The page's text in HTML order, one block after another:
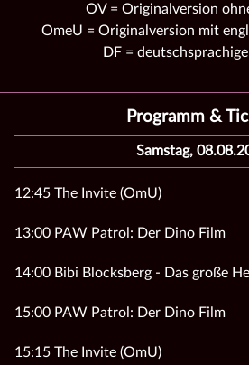
OV = Originalversion
OmeU = Originalversion mit
DF =
Programm &
Samstag,
12:45 The Invite (OmU)
13:00 PAW Patrol: Der Dino Film
14:00 Bibi Blocksberg - Das große
15:00 PAW Patrol: Der Dino Film
15:15 The Invite (OmU)